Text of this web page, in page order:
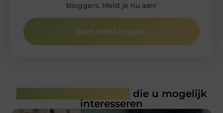
bloggers. Meld je nu aan!
Start met bloggen!
die u mogelijk
interesseren